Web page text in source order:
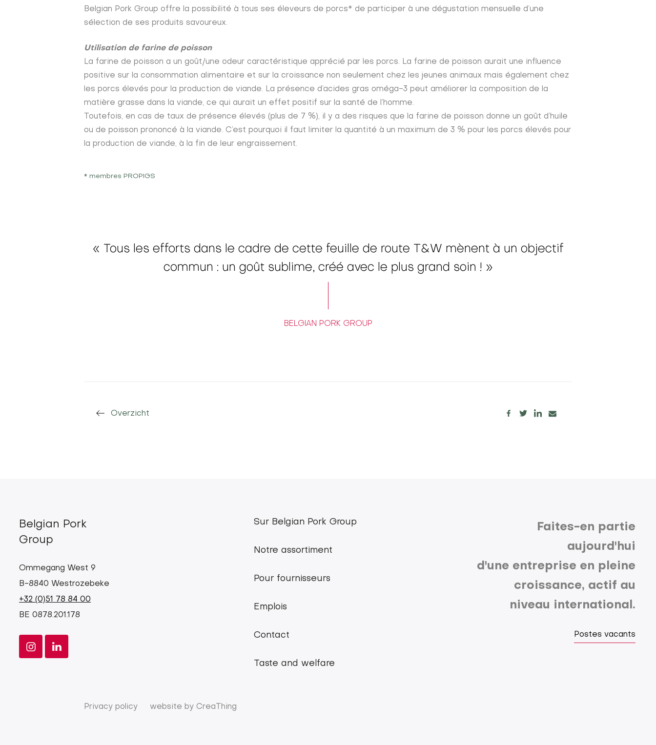
Belgian Pork Group offre la possibilité à tous ses éleveurs de porcs* de participer à une dégustation mensuelle d’une
sélection de ses produits savoureux.
Utilisation de farine de poisson
La farine de poisson a un goût/une odeur caractéristique apprécié par les porcs. La farine de poisson aurait une influence
positive sur la consommation alimentaire et sur la croissance non seulement chez les jeunes animaux mais également chez
les porcs élevés pour la production de viande. La présence d’acides gras oméga-3 peut améliorer la composition de la
matière grasse dans la viande, ce qui aurait un effet positif sur la santé de l’homme.
Toutefois, en cas de taux de présence élevés (plus de 7 %), il y a des risques que la farine de poisson donne un goût d’huile
ou de poisson prononcé à la viande. C’est pourquoi il faut limiter la quantité à un maximum de 3 % pour les porcs élevés pour
la production de viande, à la fin de leur engraissement.
* membres PROPIGS
« Tous les efforts dans le cadre de cette feuille de route T&W mènent à un objectif
commun : un goût sublime, créé avec le plus grand soin ! »
BELGIAN PORK GROUP
Overzicht
Belgian Pork
Group
Ommegang West 9
B-8840 Westrozebeke
+32 (0)51 78 84 00
BE 0878.201.178
Footer
menu
Belgian
Pork
Group
Sur Belgian Pork Group
Notre assortiment
Pour fournisseurs
Emplois
Contact
Taste and welfare
Faites-en partie
aujourd'hui
d'une entreprise en pleine
croissance, actif au
niveau international.
Postes vacants
Privacy policy website by CreaThing